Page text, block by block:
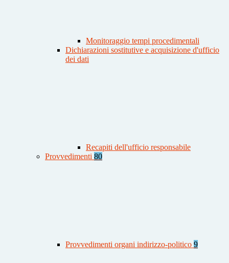
Monitoraggio tempi procedimentali
Dichiarazioni sostitutive e acquisizione d'ufficio
dei dati
Recapiti dell'ufficio responsabile
Provvedimenti 80
Provvedimenti organi indirizzo-politico 9